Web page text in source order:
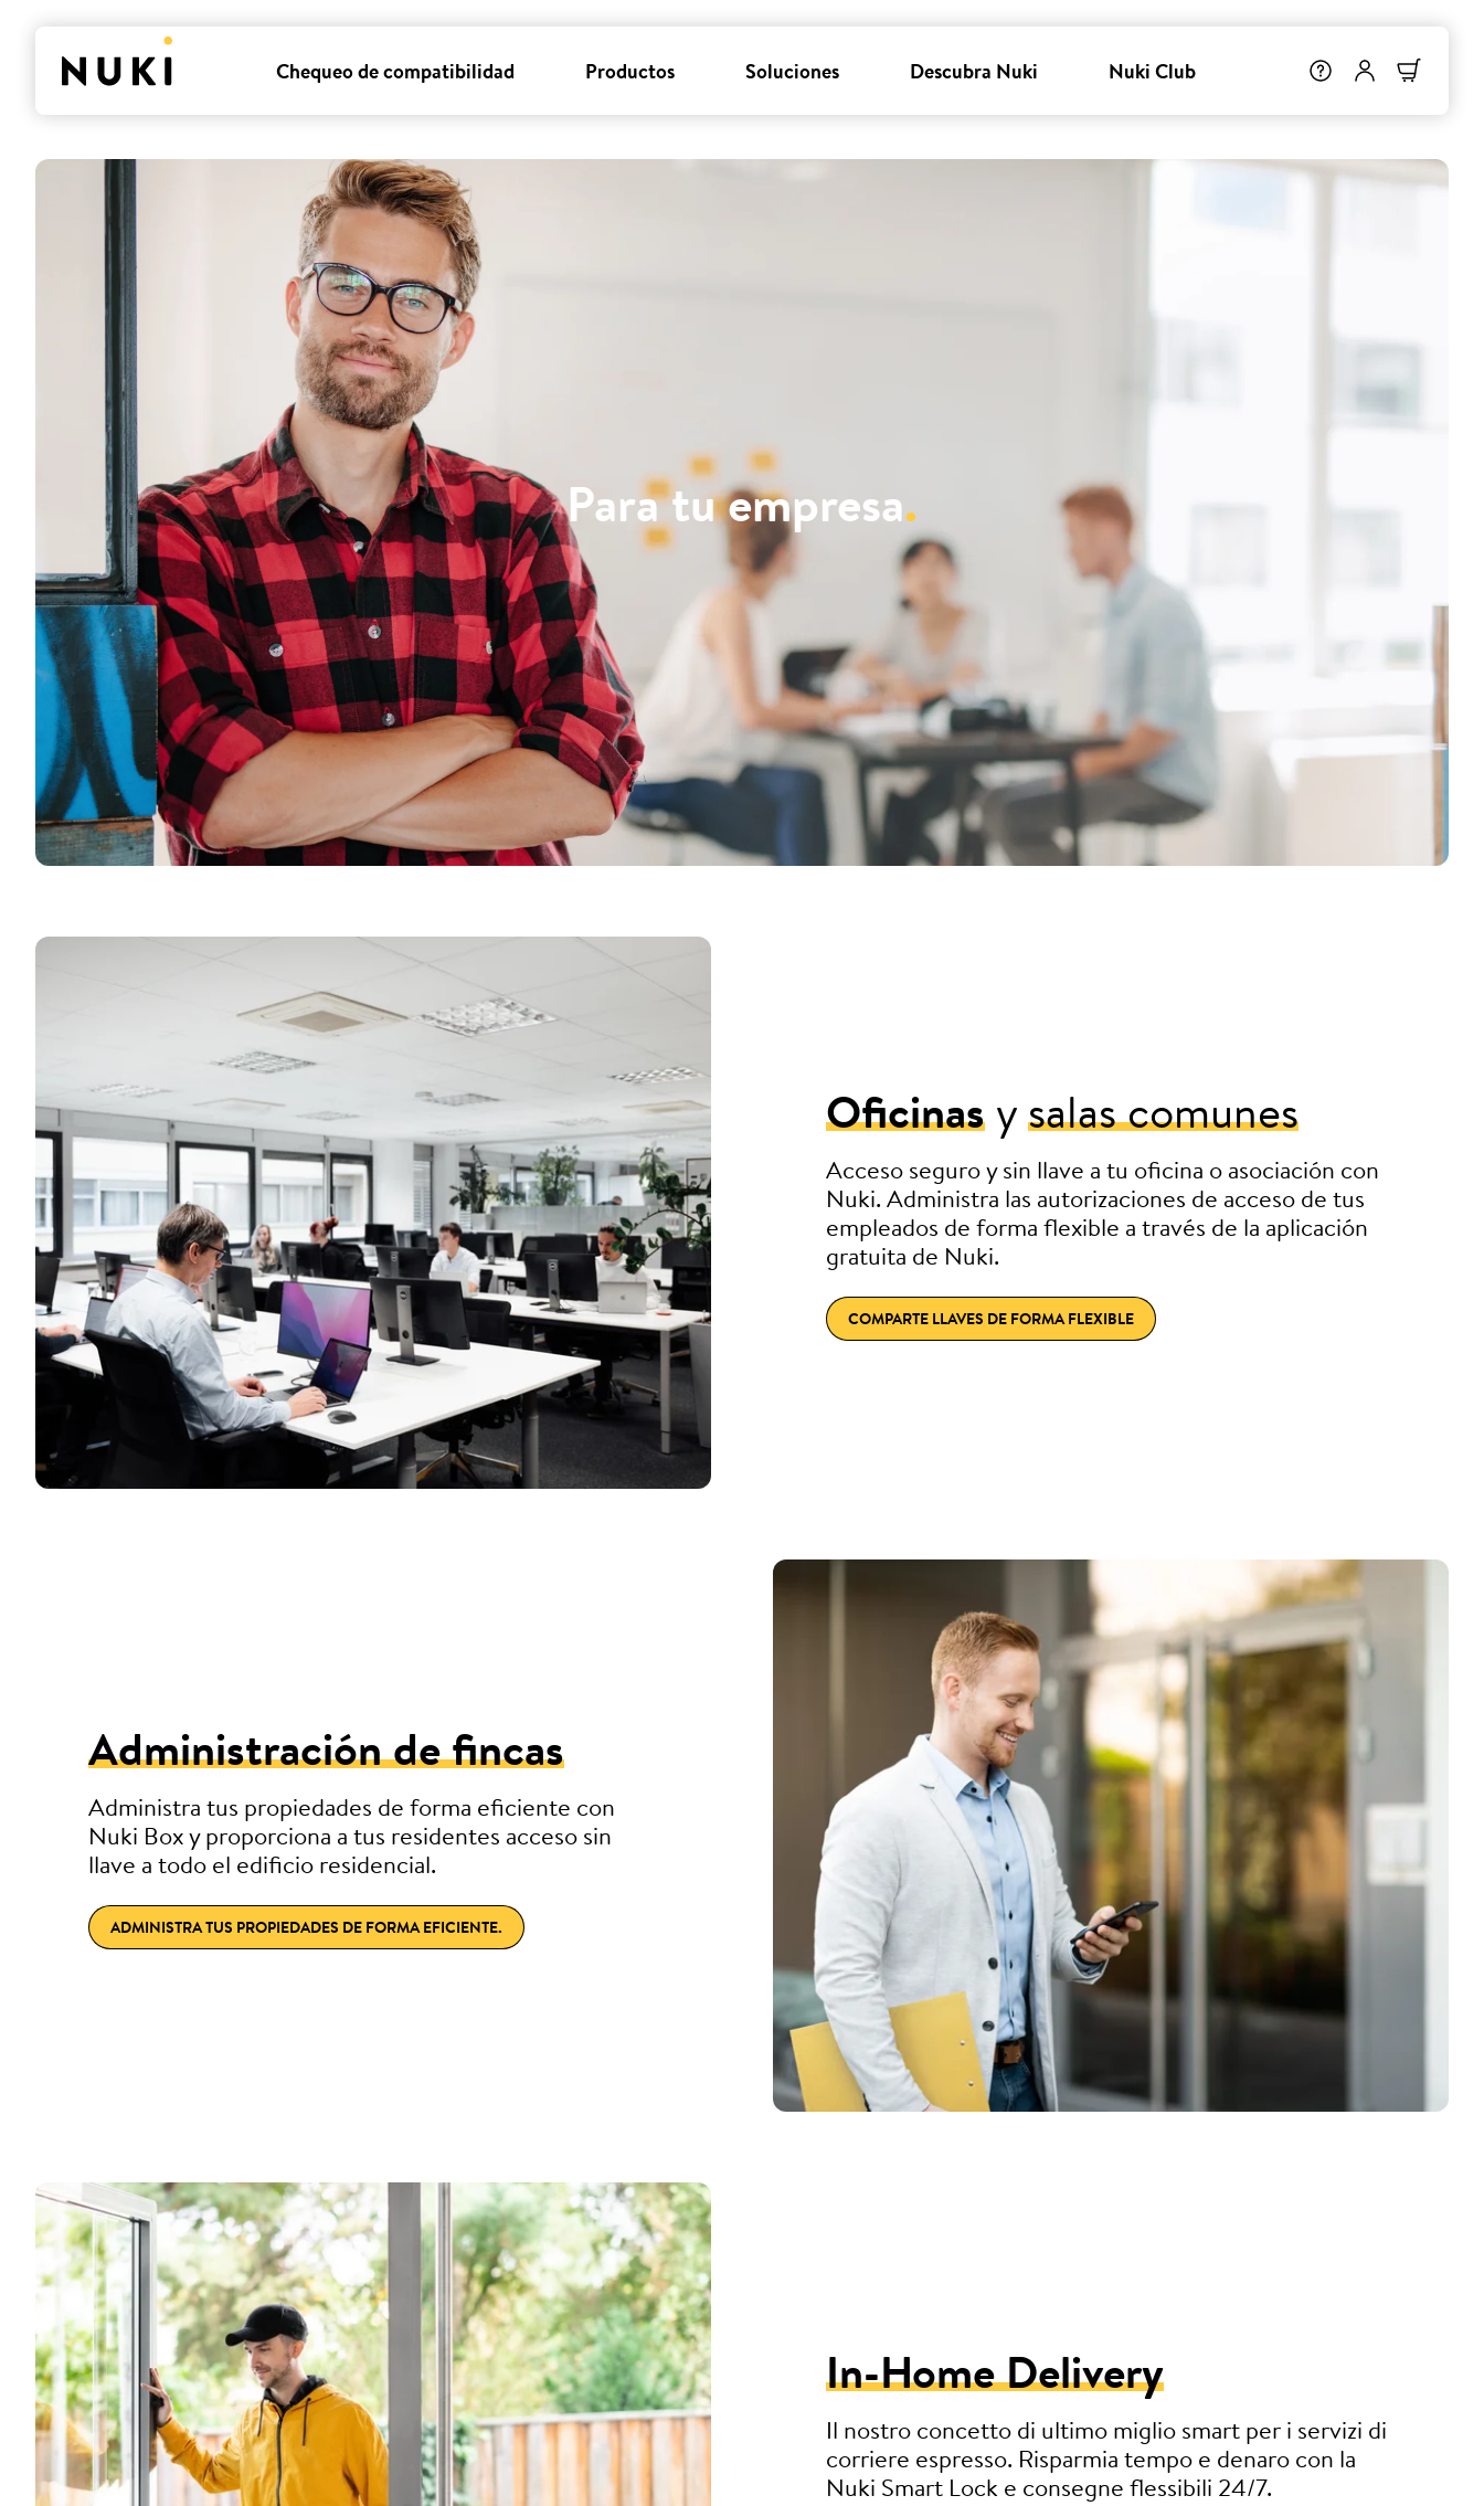
Chequeo de compatibilidad Productos Soluciones Descubra Nuki Nuki Club
Para tu empresa.
Oficinasysalas comunes
Acceso seguro y sin llave a tu oficina o asociación con
Nuki. Administra las autorizaciones de acceso de tus
empleados de forma flexible a través de la aplicación
gratuita de Nuki.
COMPARTE LLAVES DE FORMA FLEXIBLE
Administración de fincas
Administra tus propiedades de forma eficiente con
Nuki Box y proporciona a tus residentes acceso sin
llave a todo el edificio residencial.
ADMINISTRA TUS PROPIEDADES DE FORMA EFICIENTE.
In-Home Delivery
Il nostro concetto di ultimo miglio smart per i servizi di
corriere espresso. Risparmia tempo e denaro con la
Nuki Smart Lock e consegne flessibili 24/7.